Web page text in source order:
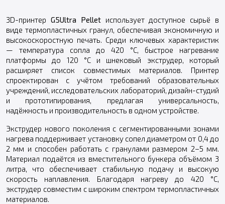
3D-принтер G5Ultra Pellet использует доступное сырьё в
виде термопластичных гранул, обеспечивая экономичную и
высокоскоростную печать. Среди ключевых характеристик
— температура сопла до 420 °C, быстрое нагревание
платформы до 120 °C и шнековый экструдер, который
расширяет список совместимых материалов. Принтер
спроектирован с учётом требований образовательных
учреждений, исследовательских лабораторий, дизайн-студий
и прототипирования, предлагая универсальность,
надёжность и производительность в одном устройстве.
Экструдер нового поколения с сегментированными зонами
нагрева поддерживает установку сопел диаметром от 0,4 до
2 мм и способен работать с гранулами размером 2–5 мм.
Материал подаётся из вместительного бункера объёмом 3
литра, что обеспечивает стабильную подачу и высокую
скорость наплавления. Благодаря нагреву до 420 °C,
экструдер совместим с широким спектром термопластичных
материалов.